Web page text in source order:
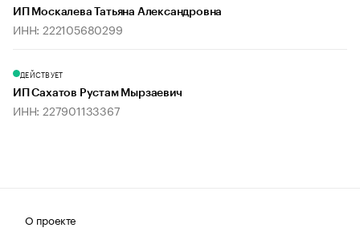
ИП Москалева Татьяна Александровна
ИНН: 222105680299
ДЕЙСТВУЕТ
ИП Сахатов Рустам Мырзаевич
ИНН: 227901133367
О проекте